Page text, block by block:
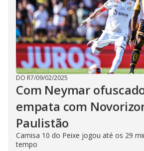
DO R7/09/02/2025
Com Neymar
empata com
Paulistão
Camisa 10 do Peixe jogou até os 29
tempo